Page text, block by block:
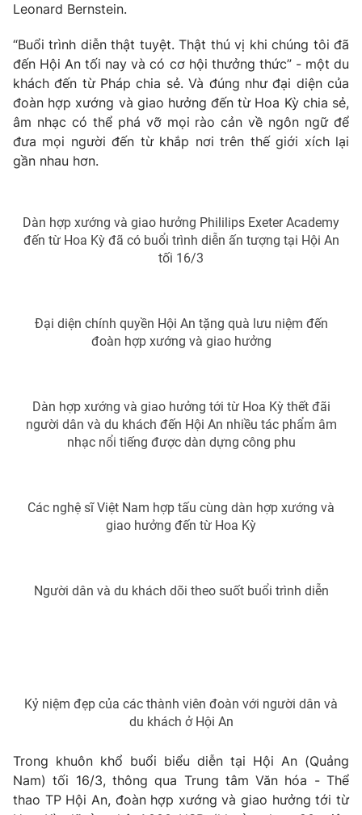
Tư vấn
Chuyên mục khác
Emagazine Podcast
Photo Infographic
Video
Bất động sản
Vươn mình bằng AI
VTV9 VTV8
Liên hệ tòa soạn English
Giấy phép hoạt động báo in và báo điện tử số 483/GP-BTTTT
Phó Tổng Biên tập:Nguyễn Thị Mỹ Hạnh, Phạm Quốc Thắng,
Nguyễn Trọng Ninh
Tổng đài VTV: 024.38 355 931 - 024.38 355 932
Leonard Bernstein.
“Buổi trình diễn thật tuyệt. Thật thú vị khi chúng tôi đã
đến Hội An tối nay và có cơ hội thưởng thức” - một du
khách đến từ Pháp chia sẻ. Và đúng như đại diện của
đoàn hợp xướng và giao hưởng đến từ Hoa Kỳ chia sẻ,
âm nhạc có thể phá vỡ mọi rào cản về ngôn ngữ để
đưa mọi người đến từ khắp nơi trên thế giới xích lại
gần nhau hơn.
Dàn hợp xướng và giao hưởng Phililips Exeter Academy
đến từ Hoa Kỳ đã có buổi trình diễn ấn tượng tại Hội An
tối 16/3
Đại diện chính quyền Hội An tặng quà lưu niệm đến
đoàn hợp xướng và giao hưởng
Dàn hợp xướng và giao hưởng tới từ Hoa Kỳ thết đãi
người dân và du khách đến Hội An nhiều tác phẩm âm
nhạc nổi tiếng được dàn dựng công phu
Các nghệ sĩ Việt Nam hợp tấu cùng dàn hợp xướng và
giao hưởng đến từ Hoa Kỳ
Người dân và du khách dõi theo suốt buổi trình diễn
Kỷ niệm đẹp của các thành viên đoàn với người dân và
du khách ở Hội An
Trong khuôn khổ buổi biểu diễn tại Hội An (Quảng
Nam) tối 16/3, thông qua Trung tâm Văn hóa - Thể
thao TP Hội An, đoàn hợp xướng và giao hưởng tới từ